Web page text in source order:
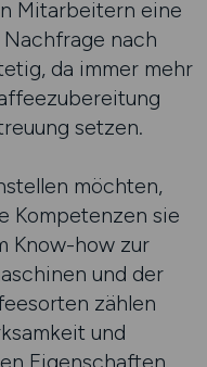
Mitarbeitern eine
nach
da immer mehr
setzen.
möchten,
Kompetenzen sie
Know-how zur
und der
zählen
und
Eigenschaften.